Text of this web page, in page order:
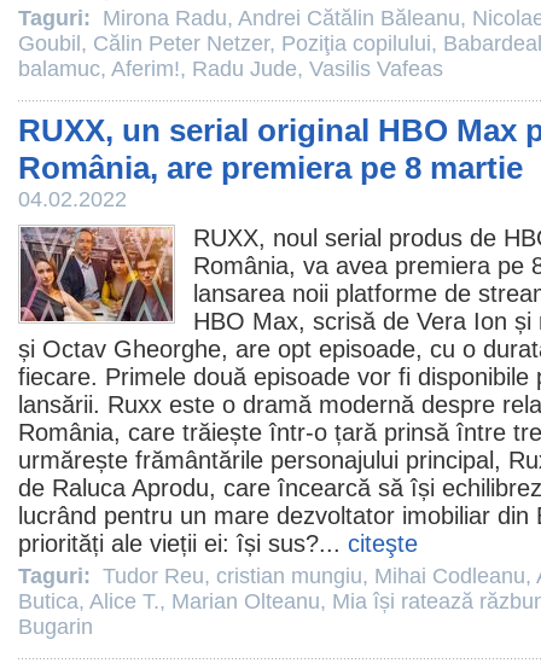
Taguri: Mirona Radu, Andrei Cătălin Băleanu,
Goubil , Călin Peter Netzer, Poziţia copilului,
balamuc, Aferim!, Radu Jude, Vasilis Vafeas
RUXX, un serial original HBO Max
România, are premiera pe 8 martie
04.02.2022
RUXX, noul serial produs de
România, va avea premiera pe
lansarea noii platforme de
HBO Max, scrisă de Vera Ion și
și Octav Gheorghe, are opt episoade, cu o
fiecare. Primele două episoade vor fi
lansării. Ruxx este o dramă modernă despre
România, care trăiește într-o țară prinsă între
urmărește frământările personajului principal,
de Raluca Aprodu, care încearcă să își
lucrând pentru un mare dezvoltator imobiliar din
priorități ale vieții ei: își sus?... citeşte
Taguri: Tudor Reu, cristian mungiu, Mihai Codleanu,
Butica, Alice T., Marian Olteanu, Mia își ratează
Bugarin